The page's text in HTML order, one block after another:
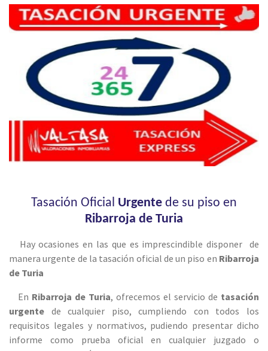
Tasación Oficial Urgente de su piso en
Ribarroja de Turia
Hay ocasiones en las que es imprescindible disponer de
manera urgente de la tasación oficial de un piso en Ribarroja
de Turia
En Ribarroja de Turia, ofrecemos el servicio de tasación
urgente de cualquier piso, cumpliendo con todos los
requisitos legales y normativos, pudiendo presentar dicho
informe como prueba oficial en cualquier juzgado o